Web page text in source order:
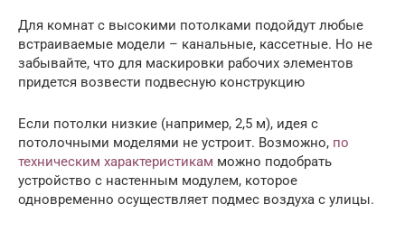
Для комнат с высокими потолками подойдут любые
встраиваемые модели – канальные, кассетные. Но не
забывайте, что для маскировки рабочих элементов
придется возвести подвесную конструкцию
Если потолки низкие (например, 2,5 м), идея с
потолочными моделями не устроит. Возможно, по
техническим характеристикам можно подобрать
устройство с настенным модулем, которое
одновременно осуществляет подмес воздуха с улицы.